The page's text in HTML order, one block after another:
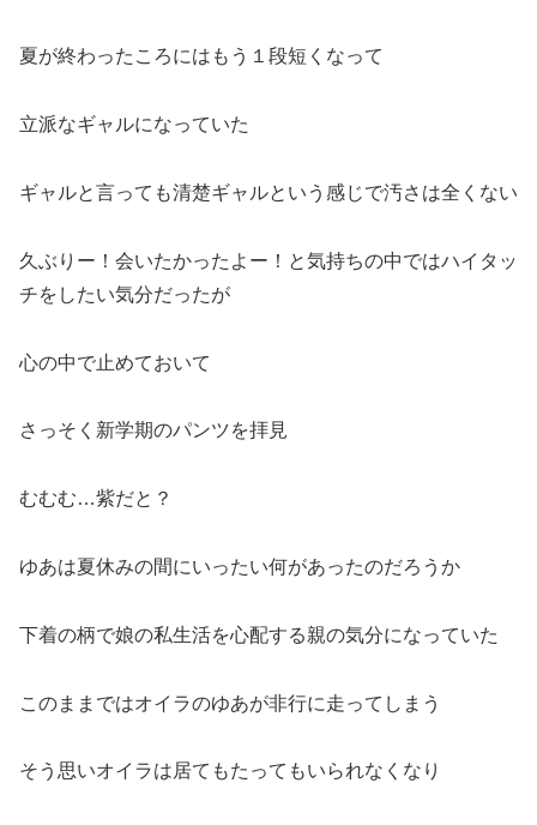
夏が終わったころにはもう１段短くなって
立派なギャルになっていた
ギャルと言っても清楚ギャルという感じで汚さは全くない
久ぶりー！会いたかったよー！と気持ちの中ではハイタッ
チをしたい気分だったが
心の中で止めておいて
さっそく新学期のパンツを拝見
むむむ…紫だと？
ゆあは夏休みの間にいったい何があったのだろうか
下着の柄で娘の私生活を心配する親の気分になっていた
このままではオイラのゆあが非行に走ってしまう
そう思いオイラは居てもたってもいられなくなり